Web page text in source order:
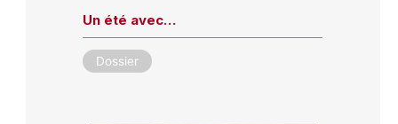
Un été avec…
Dossier